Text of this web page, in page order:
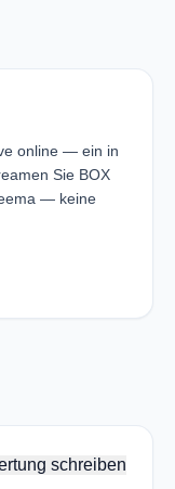
online — ein in
Sie BOX
— keine
schreiben